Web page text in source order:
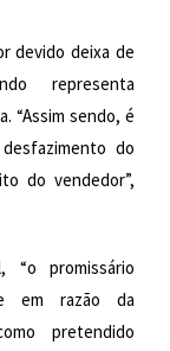
devido deixa de
representa
“Assim sendo, é
do
do vendedor”,
“o promissário
em razão da
pretendido